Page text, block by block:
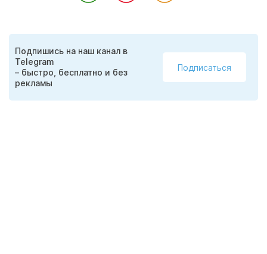
Подпишись на наш канал в
Telegram
– быстро, бесплатно и без
рекламы
Подписаться